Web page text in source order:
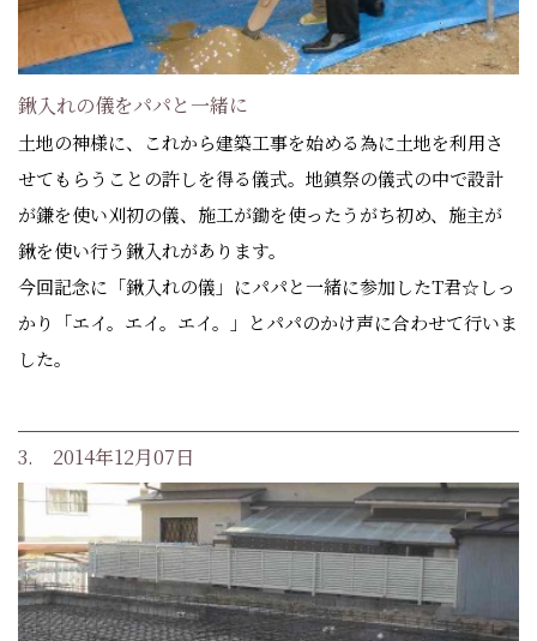
鍬入れの儀をパパと一緒に
土地の神様に、これから建築工事を始める為に土地を利用さ
せてもらうことの許しを得る儀式。地鎮祭の儀式の中で設計
が鎌を使い刈初の儀、施工が鋤を使ったうがち初め、施主が
鍬を使い行う鍬入れがあります。
今回記念に「鍬入れの儀」にパパと一緒に参加したT君☆しっ
かり「エイ。エイ。エイ。」とパパのかけ声に合わせて行いま
した。
3. 2014年12月07日